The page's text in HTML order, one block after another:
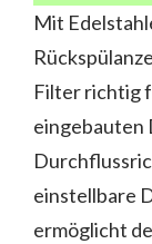
Mit
Filter richtig
eingebauten
einstellbare
ermöglicht